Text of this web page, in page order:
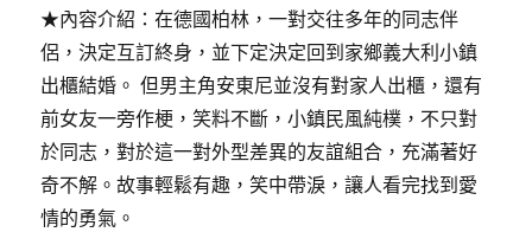
★內容介紹：在德國柏林，一對交往多年的同志伴
侶，決定互訂終身，並下定決定回到家鄉義大利小鎮
出櫃結婚。 但男主角安東尼並沒有對家人出櫃，還有
前女友一旁作梗，笑料不斷，小鎮民風純樸，不只對
於同志，對於這一對外型差異的友誼組合，充滿著好
奇不解。故事輕鬆有趣，笑中帶淚，讓人看完找到愛
情的勇氣。